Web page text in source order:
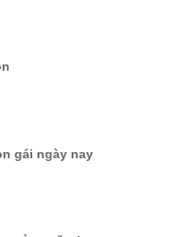
gái ngày nay